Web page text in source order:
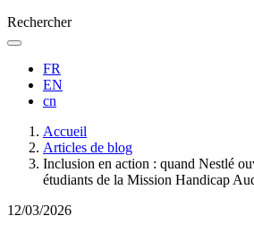
Rechercher
FR
EN
cn
d'Ariane
Accueil
Articles de blog
Inclusion en action : quand Nestlé
étudiants de la Mission Handicap
12/03/2026